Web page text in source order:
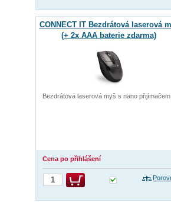
CONNECT IT Bezdrátová laserová
(+ 2x AAA baterie zdarma)
Bezdrátová laserová myš s nano přijímačem
Cena po přihlášení